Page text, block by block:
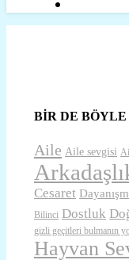
BİR DE
Aile Aile sevgisi
Cesaret
Bilinci Dostluk
gizli geçitleri bulmanın
Hayvan